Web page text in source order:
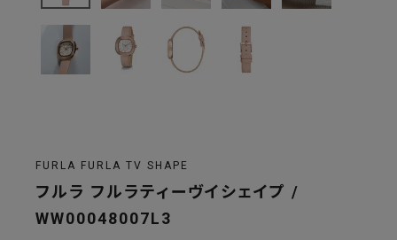
FURLA FURLA TV SHAPE
フルラ フルラティーヴイシェイプ /
WW00048007L3